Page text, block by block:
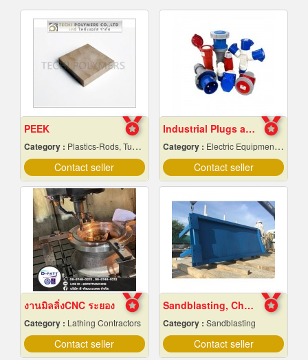
PEEK
Category : Plastics-Rods, Tubes, Sheets, Etc, Supply Centers
Contact seller
Industrial Plugs and Sockets in Pattaya, Chonburi
Category : Electric Equipment & Supplies-Wholesale & Manufacturers
Contact seller
งานมิลลิ่งCNC ระยอง
Category : Lathing Contractors
Contact seller
Sandblasting, Chonburi
Category : Sandblasting
Contact seller